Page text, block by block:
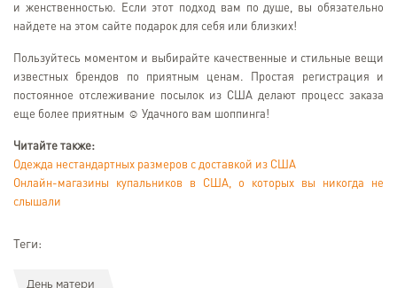
и женственностью. Если этот подход вам по душе, вы обязательно
найдете на этом сайте подарок для себя или близких!
Пользуйтесь моментом и выбирайте качественные и стильные вещи
известных брендов по приятным ценам. Простая регистрация и
постоянное отслеживание посылок из США делают процесс заказа
еще более приятным ☺ Удачного вам шоппинга!
Читайте также:
Одежда нестандартных размеров с доставкой из США
Онлайн-магазины купальников в США, о которых вы никогда не
слышали
Теги:
День матери